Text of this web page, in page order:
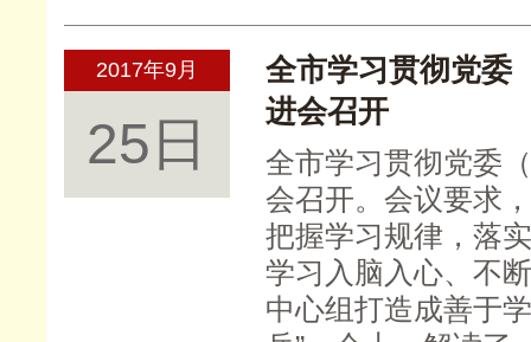
2017年9月
25日
全市学习贯彻党委
进会召开
全市学习贯彻党委
会召开。会议要求
把握学习规律，落
学习入脑入心、不
中心组打造成善于